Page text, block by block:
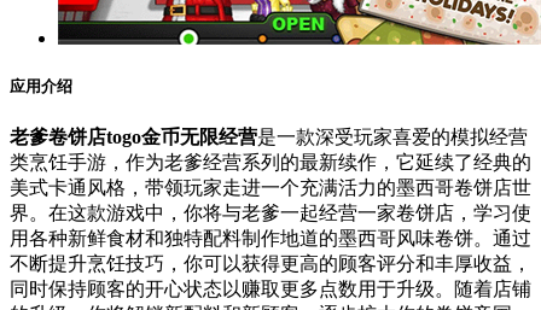
应用介绍
老爹卷饼店togo金币无限经营是一款深受玩家喜爱的模拟经营
类烹饪手游，作为老爹经营系列的最新续作，它延续了经典的
美式卡通风格，带领玩家走进一个充满活力的墨西哥卷饼店世
界。在这款游戏中，你将与老爹一起经营一家卷饼店，学习使
用各种新鲜食材和独特配料制作地道的墨西哥风味卷饼。通过
不断提升烹饪技巧，你可以获得更高的顾客评分和丰厚收益，
同时保持顾客的开心状态以赚取更多点数用于升级。随着店铺